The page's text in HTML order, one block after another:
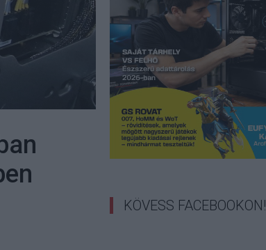
KÖVESS FACEBOOKON!